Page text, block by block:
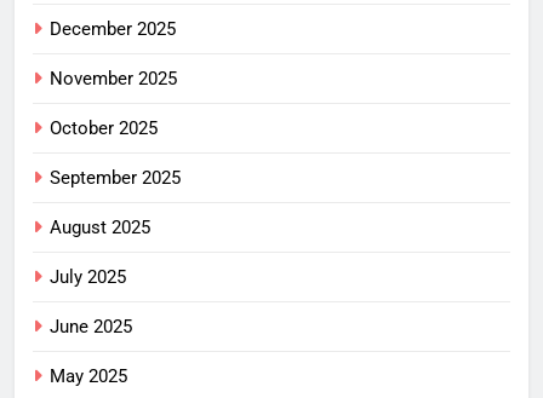
December 2025
November 2025
October 2025
September 2025
August 2025
July 2025
June 2025
May 2025